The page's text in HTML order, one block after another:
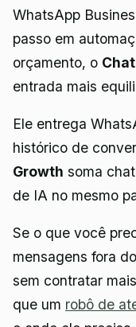
WhatsApp
passo em
orçamento, o
entrada mais
Ele entrega
histórico de
Growth soma
de IA no mesmo
Se o que você
mensagens fora
sem contratar
que um robô de